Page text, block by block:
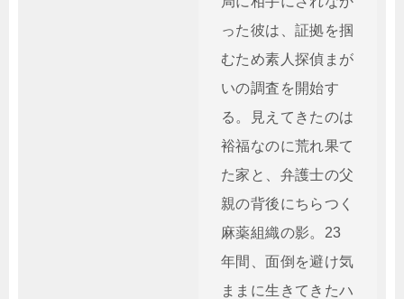
った彼は、証拠を掴
むため素人探偵まが
いの調査を開始す
る。見えてきたのは
裕福なのに荒れ果て
た家と、弁護士の父
親の背後にちらつく
麻薬組織の影。23
年間、面倒を避け気
ままに生きてきたハ